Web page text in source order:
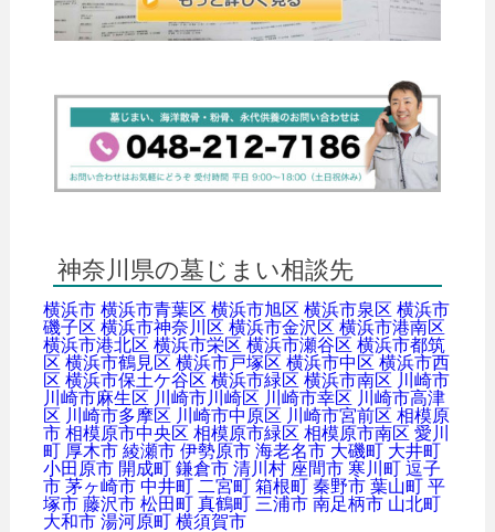
神奈川県の墓じまい相談先
横浜市 横浜市青葉区 横浜市旭区 横浜市泉区 横浜市
磯子区 横浜市神奈川区 横浜市金沢区 横浜市港南区
横浜市港北区 横浜市栄区 横浜市瀬谷区 横浜市都筑
区 横浜市鶴見区 横浜市戸塚区 横浜市中区 横浜市西
区 横浜市保土ケ谷区 横浜市緑区 横浜市南区 川崎市
川崎市麻生区 川崎市川崎区 川崎市幸区 川崎市高津
区 川崎市多摩区 川崎市中原区 川崎市宮前区 相模原
市 相模原市中央区 相模原市緑区 相模原市南区 愛川
町 厚木市 綾瀬市 伊勢原市 海老名市 大磯町 大井町
小田原市 開成町 鎌倉市 清川村 座間市 寒川町 逗子
市 茅ヶ崎市 中井町 二宮町 箱根町 秦野市 葉山町 平
塚市 藤沢市 松田町 真鶴町 三浦市 南足柄市 山北町
大和市 湯河原町 横須賀市